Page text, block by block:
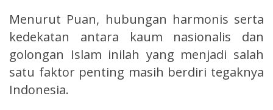
Menurut Puan, hubungan harmonis serta
kedekatan antara kaum nasionalis dan
golongan Islam inilah yang menjadi salah
satu faktor penting masih berdiri tegaknya
Indonesia.